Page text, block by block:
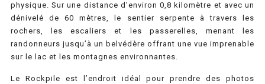
physique. Sur une distance d’environ 0,8 kilomètre et avec un
dénivelé de 60 mètres, le sentier serpente à travers les
rochers, les escaliers et les passerelles, menant les
randonneurs jusqu’à un belvédère offrant une vue imprenable
sur le lac et les montagnes environnantes.
Le Rockpile est l’endroit idéal pour prendre des photos